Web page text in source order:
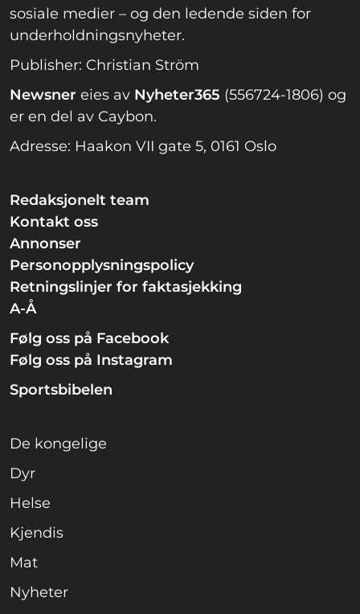
sosiale medier – og den ledende siden for
underholdningsnyheter.
Publisher: Christian Ström
Newsner eies av Nyheter365 (556724-1806) og
er en del av Caybon.
Adresse: Haakon VII gate 5, 0161 Oslo
Redaksjonelt team
Kontakt oss
Annonser
Personopplysningspolicy
Retningslinjer for faktasjekking
A-Å
Følg oss på Facebook
Følg oss på Instagram
Sportsbibelen
De kongelige
Dyr
Helse
Kjendis
Mat
Nyheter